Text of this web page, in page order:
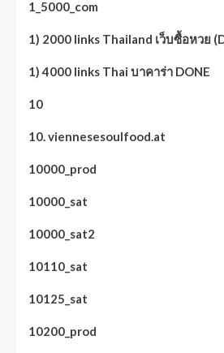
1_5000_com
1) 2000 links Thailand เว็บซื้อหวย
1) 4000 links Thai บาคาร่า DONE
10
10. viennesesoulfood.at
10000_prod
10000_sat
10000_sat2
10110_sat
10125_sat
10200_prod